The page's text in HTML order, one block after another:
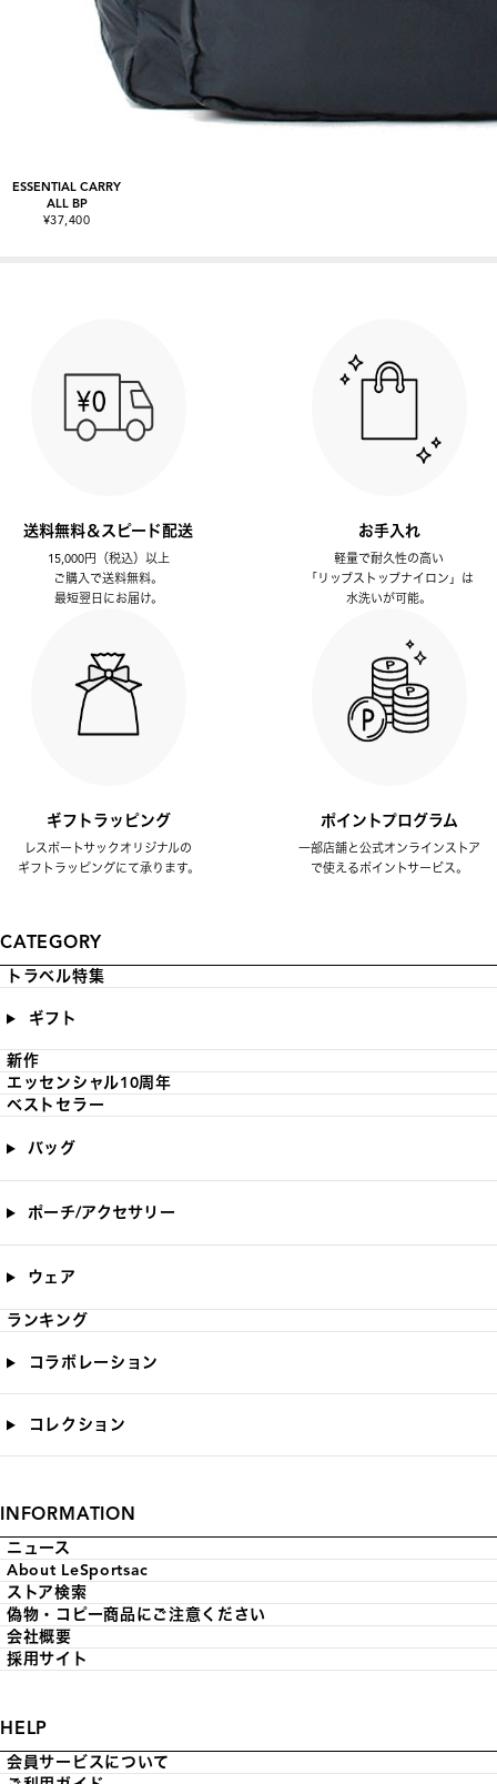
ESSENTIAL CARRY
ALL BP
¥37,400
送料無料＆スピード配送
15,000円（税込）以上
ご購入で送料無料。
最短翌日にお届け。
お手入れ
軽量で耐久性の高い
「リップストップナイロン」は
水洗いが可能。
ギフトラッピング
レスポートサックオリジナルの
ギフトラッピングにて承ります。
ポイントプログラム
一部店舗と公式オンラインストア
で使えるポイントサービス。
CATEGORY
トラベル特集
ギフト
新作
エッセンシャル10周年
ベストセラー
バッグ
ポーチ/アクセサリー
ウェア
ランキング
コラボレーション
コレクション
INFORMATION
ニュース
About LeSportsac
ストア検索
偽物・コピー商品にご注意ください
会社概要
採用サイト
HELP
会員サービスについて